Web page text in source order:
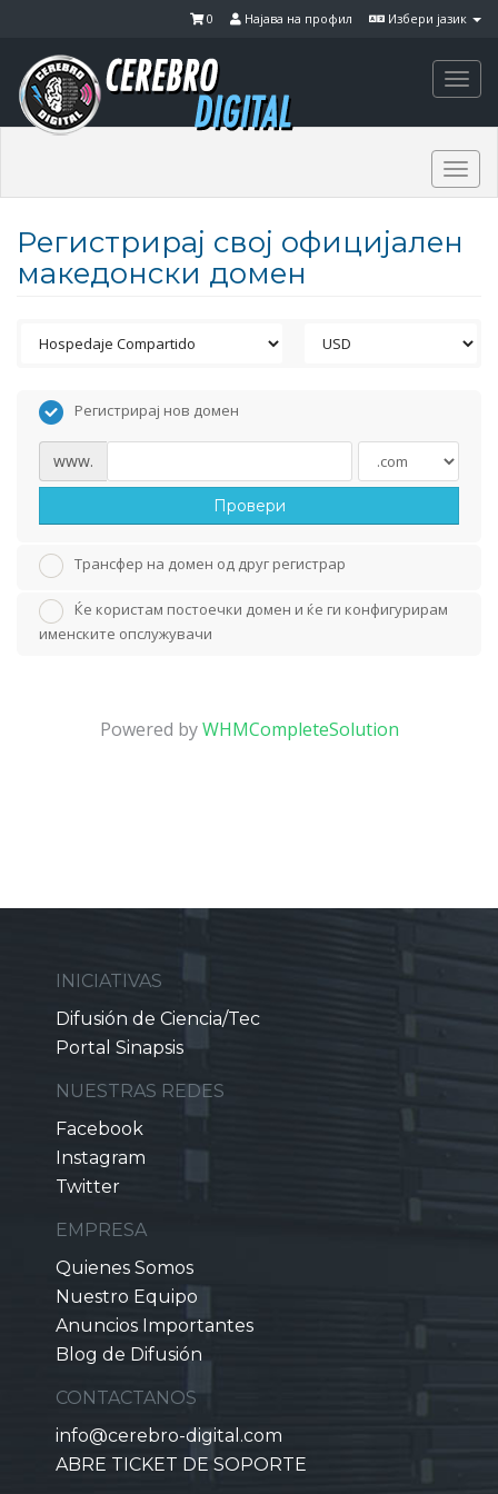
Избери јазик
Најава на профил
0
Регистрирај свој официјален
македонски домен
Регистрирај нов домен
www.
Провери
Трансфер на домен од друг регистрар
Ќе користам постоечки домен и ќе ги конфигурирам
именските опслужувачи
Powered byWHMCompleteSolution
INICIATIVAS
Difusión de Ciencia/Tec
Portal Sinapsis
NUESTRAS REDES
Facebook
Instagram
Twitter
EMPRESA
Quienes Somos
Nuestro Equipo
Anuncios Importantes
Blog de Difusión
CONTACTANOS
info@cerebro-digital.com
ABRE TICKET DE SOPORTE